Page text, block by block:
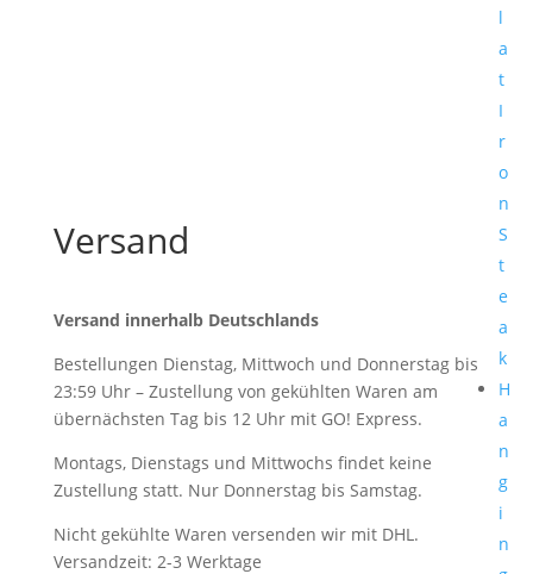
l
a
t
I
r
o
n
S
t
e
a
k
H
a
n
g
i
n
Versand
Versand innerhalb Deutschlands
Bestellungen Dienstag, Mittwoch und Donnerstag bis
23:59 Uhr – Zustellung von gekühlten Waren am
übernächsten Tag bis 12 Uhr mit GO! Express.
Montags, Dienstags und Mittwochs findet keine
Zustellung statt. Nur Donnerstag bis Samstag.
Nicht gekühlte Waren versenden wir mit DHL.
Versandzeit: 2-3 Werktage